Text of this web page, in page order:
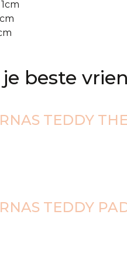
beste
TEDDY
TEDDY